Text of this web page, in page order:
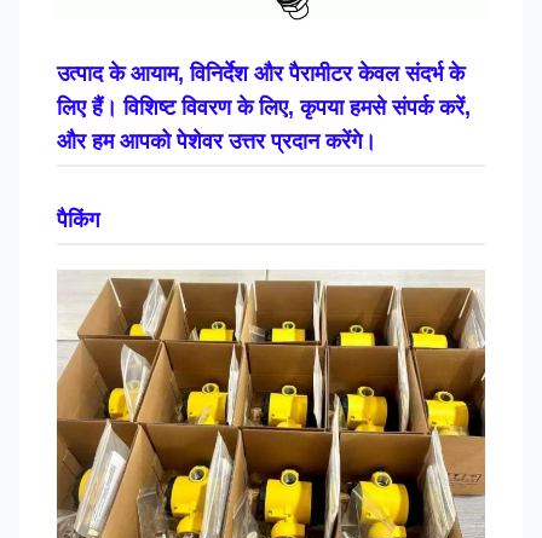
उत्पाद के आयाम, विनिर्देश और पैरामीटर केवल संदर्भ के
लिए हैं। विशिष्ट विवरण के लिए, कृपया हमसे संपर्क करें,
और हम आपको पेशेवर उत्तर प्रदान करेंगे।
पैकिंग